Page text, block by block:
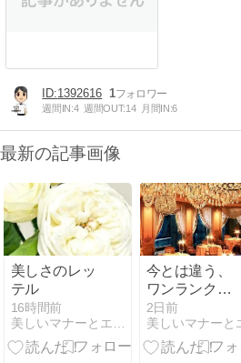
1392616 1
週間IN:4 週間OUT:14 月間IN:6
最新の記事画像
美しさのレッ
テル
16時間前
美しいマナーとエレガントな立ち居振る舞いの美人レッスン
今とは違う、
ワンランク上
の場に身をお
いてみたい
2日前